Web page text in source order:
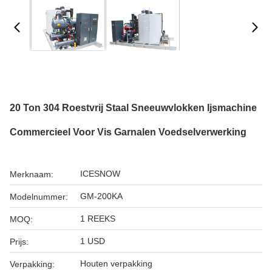
20 Ton 304 Roestvrij Staal Sneeuwvlokken Ijsmachine
Commercieel Voor Vis Garnalen Voedselverwerking
Merknaam: ICESNOW
Modelnummer: GM-200KA
MOQ: 1 REEKS
Prijs: 1 USD
Verpakking: Houten verpakking